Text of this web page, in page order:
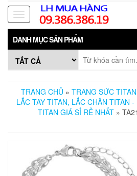
Skip
the
content
Toggle
navigation
DANH MỤC SẢN PHẨM
TRANG CHỦ » TRANG SỨC
LẮC TAY TITAN, LẮC CHÂN TITAN
TITAN GIÁ SỈ RẺ NHẤT »